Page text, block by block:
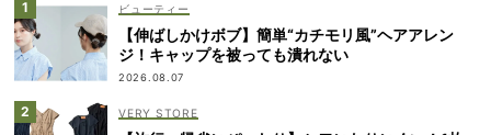
ビューティー
【伸ばしかけボブ】簡単“カチモリ風”ヘアアレン
ジ！キャップを被っても潰れない
2026.08.07
VERY STORE